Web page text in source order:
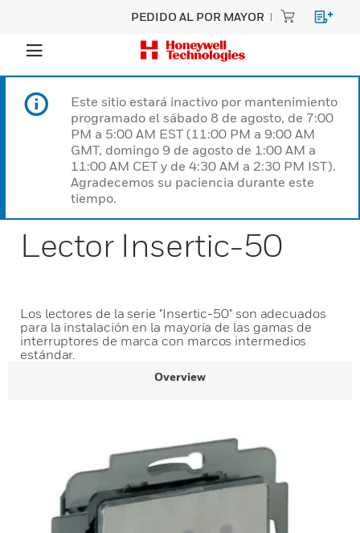
PEDIDO AL POR MAYOR
Este sitio estará inactivo por mantenimiento
programado el sábado 8 de agosto, de 7:00
PM a 5:00 AM EST (11:00 PM a 9:00 AM
GMT, domingo 9 de agosto de 1:00 AM a
11:00 AM CET y de 4:30 AM a 2:30 PM IST).
Agradecemos su paciencia durante este
tiempo.
Lector Insertic-50
Los lectores de la serie "Insertic-50" son adecuados
para la instalación en la mayoría de las gamas de
interruptores de marca con marcos intermedios
estándar.
Overview